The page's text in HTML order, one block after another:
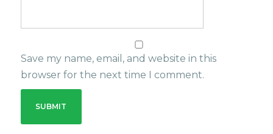
Save my name, email, and website in this
browser for the next time I comment.